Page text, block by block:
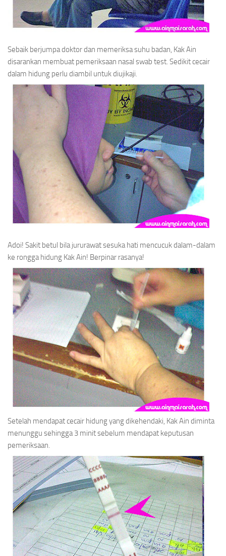
Sebaik berjumpa doktor dan memeriksa suhu badan, Kak Ain
disarankan membuat pemeriksaan nasal swab test. Sedikit cecair
dalam hidung perlu diambil untuk diujikaji.
Adoi! Sakit betul bila jururawat sesuka hati mencucuk dalam-dalam
ke rongga hidung Kak Ain! Berpinar rasanya!
Setelah mendapat cecair hidung yang dikehendaki, Kak Ain diminta
menunggu sehingga 3 minit sebelum mendapat keputusan
pemeriksaan.